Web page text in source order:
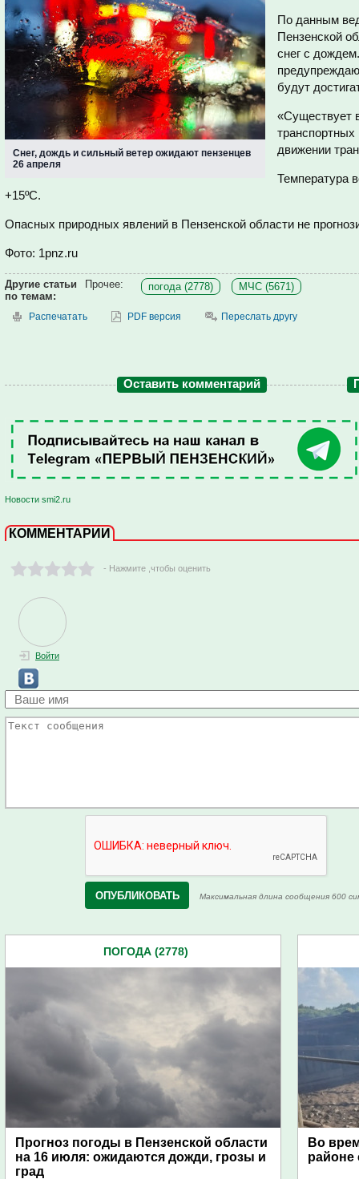
Снег, дождь и сильный ветер ожидают пензенцев
26 апреля
По данным
Пензенской
снег с
будут
«Существует
транспортных
движении
Температура
+15ºС.
Опасных природных явлений в Пензенской области не
Фото: 1pnz.ru
Другие статьи
по темам:
Прочее: погода (2778) МЧС (5671)
Распечатать PDF версия Переслать другу
Оставить комментарий
Новости smi2.ru
КОММЕНТАРИИ
- Нажмите ,чтобы оценить
Войти
Максимальная длина сообщения 600
ПОГОДА (2778)
Прогноз погоды в Пензенской области
на 16 июля: ожидаются дожди, грозы и
град
Во
районе